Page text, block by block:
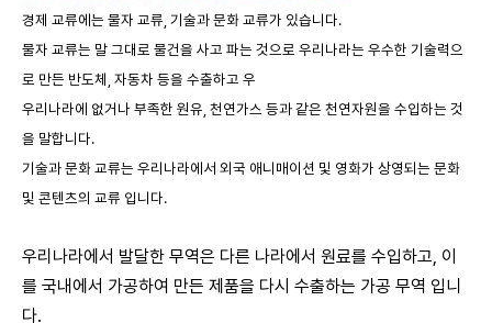
경제 교류에는 물자 교류, 기술과 문화 교류가 있습니다.
물자 교류는 말 그대로 물건을 사고 파는 것으로 우리나라는 우수한 기술력으
로 만든 반도체, 자동차 등을 수출하고 우
우리나라에 없거나 부족한 원유, 천연가스 등과 같은 천연자원을 수입하는 것
을 말합니다.
기술과 문화 교류는 우리나라에서 외국 애니매이션 및 영화가 상영되는 문화
및 콘텐츠의 교류 입니다.
우리나라에서 발달한 무역은 다른 나라에서 원료를 수입하고, 이
를 국내에서 가공하여 만든 제품을 다시 수출하는 가공 무역 입니
다.